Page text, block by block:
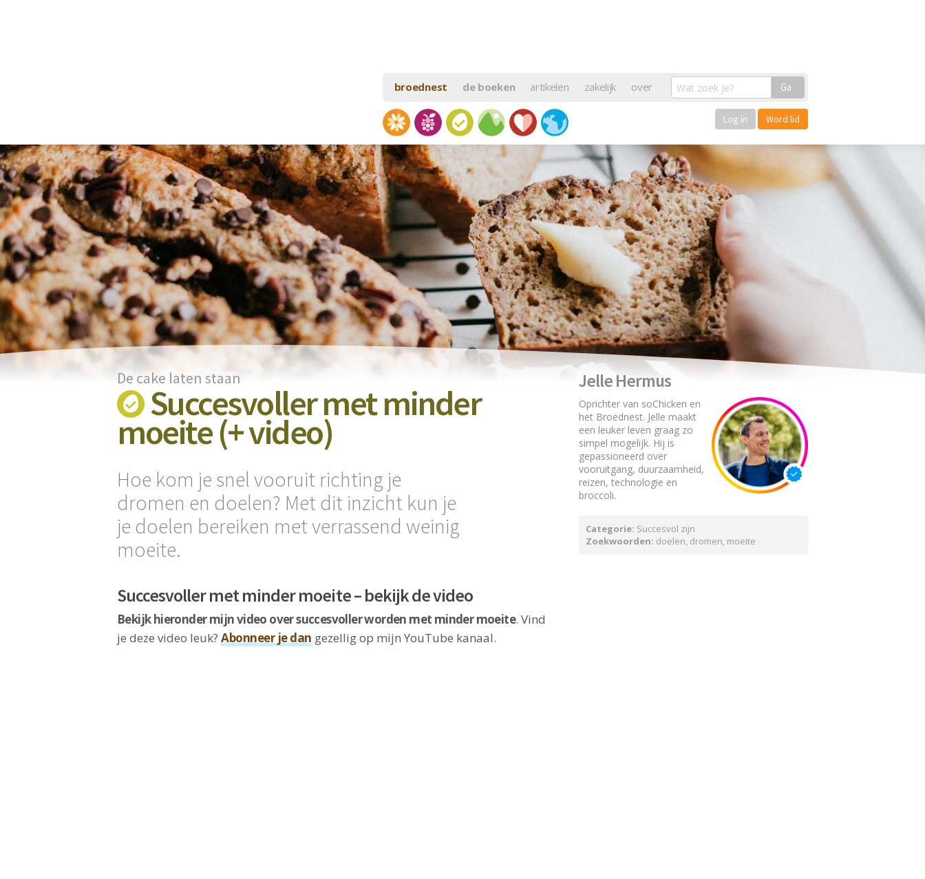
broednest de boeken artikelen zakelijk over Ga
Log in Word lid
De cake laten staan
Succesvoller met minder
moeite (+ video)
Hoe kom je snel vooruit richting je
dromen en doelen? Met dit inzicht kun je
je doelen bereiken met verrassend weinig
moeite.
Succesvoller met minder moeite – bekijk de video
Bekijk hieronder mijn video over succesvoller worden met minder moeite. Vind
je deze video leuk? Abonneer je dan gezellig op mijn YouTube kanaal.
Jelle Hermus
Oprichter van soChicken en
het Broednest. Jelle maakt
een leuker leven graag zo
simpel mogelijk. Hij is
gepassioneerd over
vooruitgang, duurzaamheid,
reizen, technologie en
broccoli.
Categorie: Succesvol zijn
Zoekwoorden: doelen, dromen, moeite